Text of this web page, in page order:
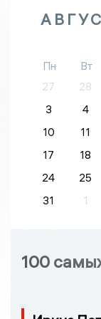
Пн Вт
27
28
3
4
10
11
17
18
24
25
31
1
100